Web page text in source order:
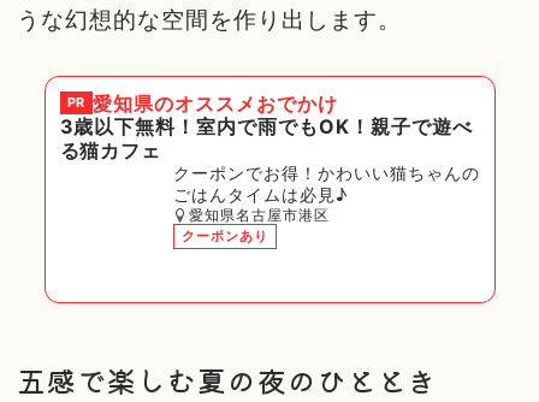
うな幻想的な空間を作り出します。
PR 愛知県のオススメおでかけ
3歳以下無料！室内で雨でもOK！親子で遊べ
る猫カフェ
クーポンでお得！かわいい猫ちゃんの
ごはんタイムは必見♪
愛知県名古屋市港区
クーポンあり
五感で楽しむ夏の夜のひととき